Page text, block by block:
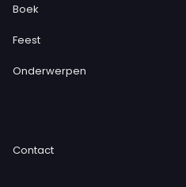
Boek
Feest
Onderwerpen
Contact